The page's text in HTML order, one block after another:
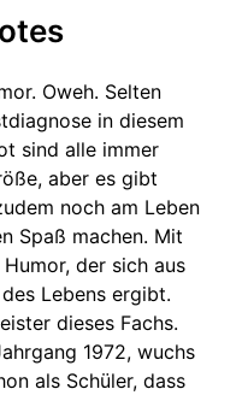
Oweh. Selten
in diesem
sind alle immer
aber es gibt
noch am Leben
Spaß machen. Mit
der sich aus
Lebens ergibt.
dieses Fachs.
1972, wuchs
als Schüler, dass